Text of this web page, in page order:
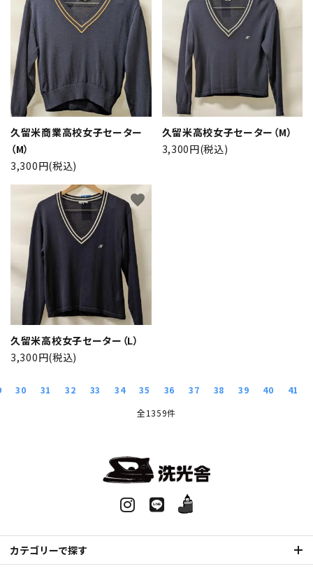
久留米商業高校女子セーター
（M）
3,300円(税込)
久留米高校女子セーター（M）
3,300円(税込)
久留米高校女子セーター（L）
3,300円(税込)
favorite
30 31 32 33 34 35 36 37 38 39 40 41
全1359件
カテゴリーで探す